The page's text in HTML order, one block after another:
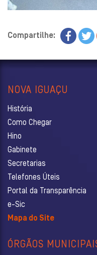
Compartilhe:
NOVA IGUAÇU
História
Como Chegar
Hino
Gabinete
Secretarias
Telefones Úteis
Portal da Transparência
e-Sic
Mapa do Site
ÓRGÃOS